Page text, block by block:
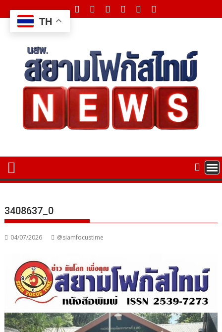
to
content
3408637_0
04/07/2026 @siamfocustime
TH